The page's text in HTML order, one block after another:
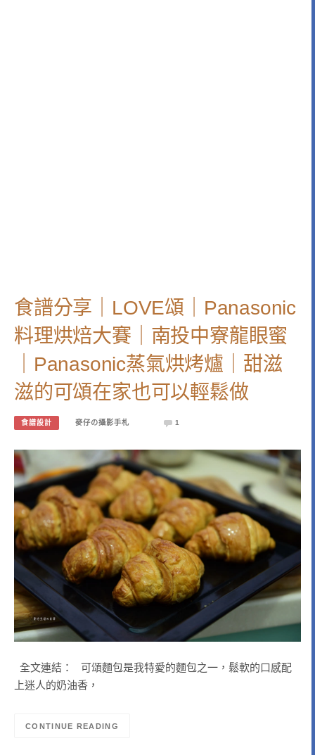
食譜分享｜LOVE頌｜Panasonic
料理烘焙大賽｜南投中寮龍眼蜜
｜Panasonic蒸氣烘烤爐｜甜滋
滋的可頌在家也可以輕鬆做
食譜設計 麥仔の攝影手札 1
全文連結： 可頌麵包是我特愛的麵包之一，鬆軟的口感配
上迷人的奶油香，
CONTINUE READING